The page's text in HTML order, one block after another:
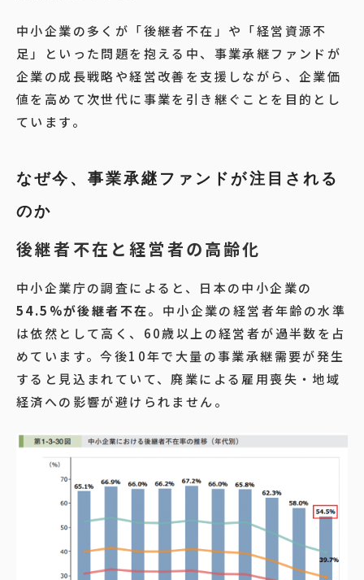
中小企業の多くが「後継者不在」や「経営資源不
足」といった問題を抱える中、事業承継ファンドが
企業の成長戦略や経営改善を支援しながら、企業価
値を高めて次世代に事業を引き継ぐことを目的とし
ています。
なぜ今、事業承継ファンドが注目される
のか
後継者不在と経営者の高齢化
中小企業庁の調査によると、日本の中小企業の
54.5%が後継者不在。中小企業の経営者年齢の水準
は依然として高く、60歳以上の経営者が過半数を占
めています。今後10年で大量の事業承継需要が発生
すると見込まれていて、廃業による雇用喪失・地域
経済への影響が避けられません。